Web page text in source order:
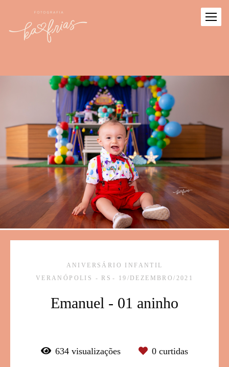
ANIVERSÁRIO INFANTIL
VERANÓPOLIS - RS
19/DEZEMBRO/2021
Emanuel - 01 aninho
634 visualizações 0 curtidas